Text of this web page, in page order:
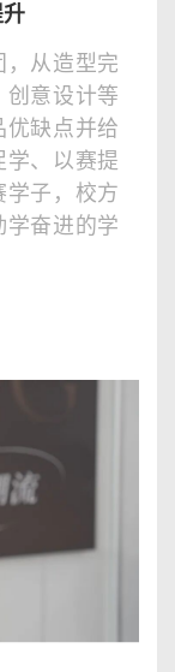
从造型完
创意设计等
优缺点并给
学、以赛提
学子，校方
学奋进的学